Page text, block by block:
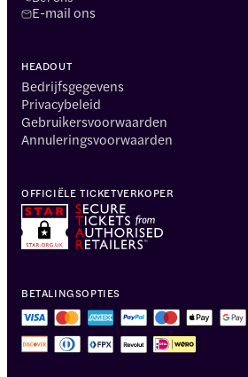
E-mail ons
HEADOUT
Bedrijfsgegevens
Privacybeleid
Gebruikersvoorwaarden
Annuleringsvoorwaarden
BETALINGSOPTIES
OFFICIËLE TICKETVERKOPER